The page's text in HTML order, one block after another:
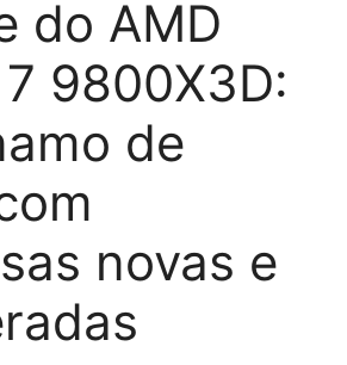
do AMD
9800X3D:
de
novas e